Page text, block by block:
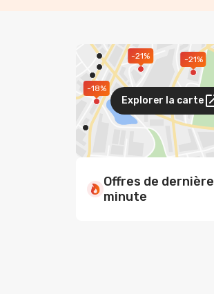
-21%
-21%
-18%
Explorer la carte
Offres de dernière
minute